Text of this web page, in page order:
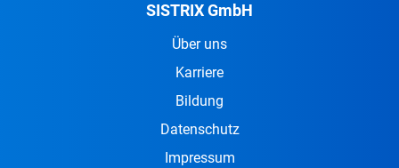
SISTRIX GmbH
Über uns
Karriere
Bildung
Datenschutz
Impressum